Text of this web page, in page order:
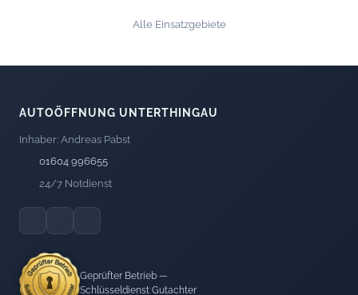
Alle Einsatzgebiete
AUTOÖFFNUNG UNTERTHINGAU
Inhaber: Andreas Pabst
01604 996655
24/7 Notdienst
Geprüfter Betrieb —
Schlüsseldienst Gutachter